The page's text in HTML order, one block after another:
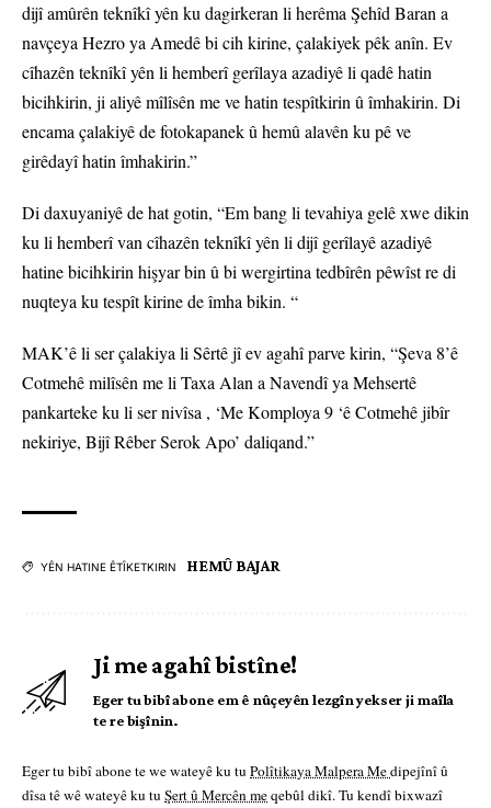
dijî amûrên teknîkî yên ku dagirkeran li herêma Şehîd Baran a
navçeya Hezro ya Amedê bi cih kirine, çalakiyek pêk anîn. Ev
cîhazên teknîkî yên li hemberî gerîlaya azadiyê li qadê hatin
bicihkirin, ji aliyê mîlîsên me ve hatin tespîtkirin û îmhakirin. Di
encama çalakiyê de fotokapanek û hemû alavên ku pê ve
girêdayî hatin îmhakirin.”
Di daxuyaniyê de hat gotin, “Em bang li tevahiya gelê xwe dikin
ku li hemberî van cîhazên teknîkî yên li dijî gerîlayê azadiyê
hatine bicihkirin hişyar bin û bi wergirtina tedbîrên pêwîst re di
nuqteya ku tespît kirine de îmha bikin. “
MAK’ê li ser çalakiya li Sêrtê jî ev agahî parve kirin, “Şeva 8’ê
Cotmehê milîsên me li Taxa Alan a Navendî ya Mehsertê
pankarteke ku li ser nivîsa , ‘Me Komploya 9 ‘ê Cotmehê jibîr
nekiriye, Bijî Rêber Serok Apo’ daliqand.”
YÊN HATINE ÊTÎKETKIRIN HEMÛ BAJAR
Ji me agahî bistîne!
Eger tu bibî abone em ê nûçeyên lezgîn yekser ji maîla
te re bişînin.
Eger tu bibî abone te we wateyê ku tu Polîtikaya Malpera Medipejînî û
dîsa tê wê wateyê ku tu Şert û Mercên meqebûl dikî. Tu kendî bixwazî